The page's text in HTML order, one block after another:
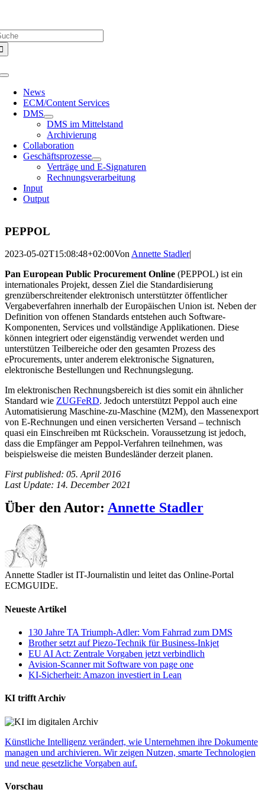
springen
Toggle
Navigation
News
ECM/Content Services
DMS
DMS im Mittelstand
Archivierung
Collaboration
Geschäftsprozesse
Verträge und E-Signaturen
Rechnungsverarbeitung
Input
Output
PEPPOL
2023-05-02T15:08:48+02:00VonAnnette Stadler|
Pan European Public Procurement Online (PEPPOL) ist ein
internationales Projekt, dessen Ziel die Standardisierung
grenzüberschreitender elektronisch unterstützter öffentlicher
Vergabeverfahren innerhalb der Europäischen Union ist. Neben der
Definition von offenen Standards entstehen auch Software-
Komponenten, Services und vollständige Applikationen. Diese
können integriert oder eigenständig verwendet werden und
unterstützen Teilbereiche oder den gesamten Prozess des
eProcurements, unter anderem elektronische Signaturen,
elektronische Bestellungen und Rechnungslegung.
Im elektronischen Rechnungsbereich ist dies somit ein ähnlicher
Standard wie ZUGFeRD. Jedoch unterstützt Peppol auch eine
Automatisierung Maschine-zu-Maschine (M2M), den Massenexport
von E-Rechnungen und einen versicherten Versand – technisch
quasi ein Einschreiben mt Rückschein. Voraussetzung ist jedoch,
dass die Empfänger am Peppol-Verfahren teilnehmen, was
beispielsweise die meisten Bundesländer derzeit planen.
First published: 05. April 2016
Last Update: 14. December 2021
Über den Autor: Annette Stadler
Annette Stadler ist IT-Journalistin und leitet das Online-Portal
ECMGUIDE.
Neueste Artikel
130 Jahre TA Triumph-Adler: Vom Fahrrad zum DMS
Brother setzt auf Piezo-Technik für Business-Inkjet
EU AI Act: Zentrale Vorgaben jetzt verbindlich
Avision-Scanner mit Software von page one
KI-Sicherheit: Amazon investiert in Lean
KI trifft Archiv
Künstliche Intelligenz verändert, wie Unternehmen ihre Dokumente
managen und archivieren. Wir zeigen Nutzen, smarte Technologien
und neue gesetzliche Vorgaben auf.
Vorschau